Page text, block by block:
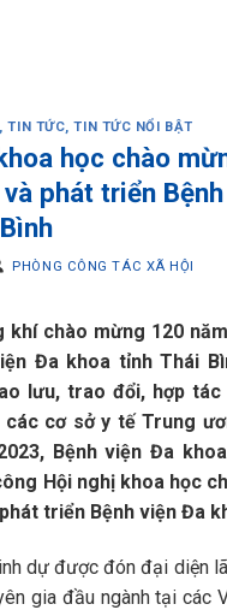
,TIN TỨC,TIN TỨC NỔI BẬT
học chào
phát triển
PHÒNG CÔNG TÁC XÃ HỘI
khí chào mừng 120
Đa khoa tỉnh Thái
lưu, trao đổi, hợp tác
các cơ sở y tế Trung
Bệnh viện Đa
Hội nghị khoa học
triển Bệnh viện Đa
dự được đón đại diện
gia đầu ngành tại các